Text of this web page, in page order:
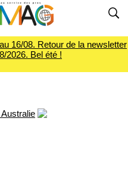
16/08. Retour de la newsletter
2026. Bel été !